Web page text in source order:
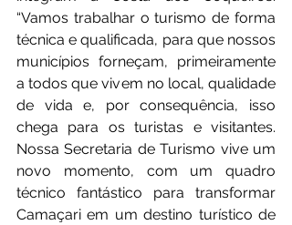
“Vamos trabalhar o turismo de forma
técnica e qualificada, para que nossos
municípios forneçam, primeiramente
a todos que vivem no local, qualidade
de vida e, por consequência, isso
chega para os turistas e visitantes.
Nossa Secretaria de Turismo vive um
novo momento, com um quadro
técnico fantástico para transformar
Camaçari em um destino turístico de